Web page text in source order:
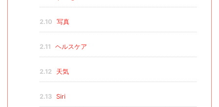
2.10 写真
2.11 ヘルスケア
2.12 天気
2.13 Siri